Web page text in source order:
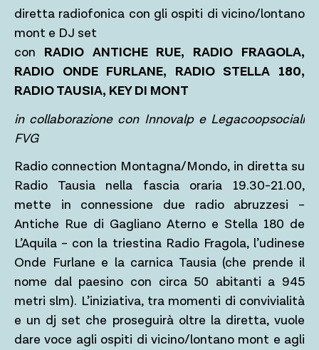
diretta radiofonica con gli ospiti di vicino/lontano
mont e DJ set
con
RADIO ANTICHE RUE, RADIO FRAGOLA,
RADIO ONDE FURLANE, RADIO STELLA 180,
RADIO TAUSIA, KEY DI MONT
in collaborazione con Innovalp e Legacoopsociali
FVG
Radio connection Montagna/Mondo, in diretta su
Radio Tausia nella fascia oraria 19.30-21.00,
mette in connessione due radio abruzzesi –
Antiche Rue di Gagliano Aterno e Stella 180 de
L’Aquila – con la triestina Radio Fragola, l’udinese
Onde Furlane e la carnica Tausia (che prende il
nome dal paesino con circa 50 abitanti a 945
metri slm). L’iniziativa, tra momenti di convivialità
e un dj set che proseguirà oltre la diretta, vuole
dare voce agli ospiti di vicino/lontano mont e agli